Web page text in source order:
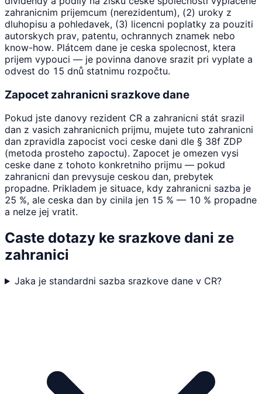
zahranicnim prijemcum (nerezidentum), (2) uroky z
dluhopisu a pohledavek, (3) licencni poplatky za pouziti
autorskych prav, patentu, ochrannych znamek nebo
know-how. Plátcem dane je ceska spolecnost, ktera
prijem vypouci — je povinna danove srazit pri vyplate a
odvest do 15 dnů statnimu rozpočtu.
Zapocet zahranicni srazkove dane
Pokud jste danovy rezident CR a zahranicni stát srazil
dan z vasich zahranicnich prijmu, mujete tuto zahranicni
dan zpravidla zapocist voci ceske dani dle § 38f ZDP
(metoda prosteho zapoctu). Zapocet je omezen vysi
ceske dane z tohoto konkretniho prijmu — pokud
zahranicni dan prevysuje ceskou dan, prebytek
propadne. Prikladem je situace, kdy zahranicni sazba je
25 %, ale ceska dan by cinila jen 15 % — 10 % propadne
a nelze jej vratit.
Caste dotazy ke srazkove dani ze
zahranici
Jaka je standardni sazba srazkove dane v CR?